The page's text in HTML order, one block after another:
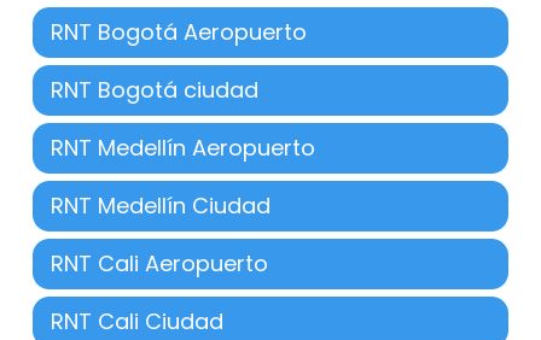
RNT Bogotá Aeropuerto
RNT Bogotá ciudad
RNT Medellín Aeropuerto
RNT Medellín Ciudad
RNT Cali Aeropuerto
RNT Cali Ciudad